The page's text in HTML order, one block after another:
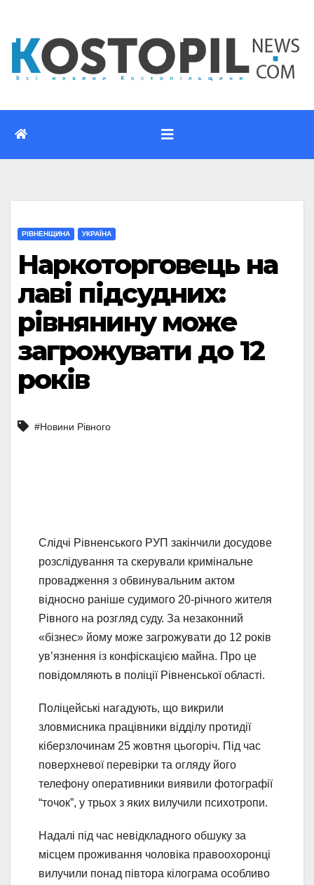
вмісту
РІВНЕНЩИНА УКРАЇНА
Наркоторговець на
лаві підсудних:
рівнянину може
загрожувати до 12
років
#Новини Рівного
Слідчі Рівненського РУП закінчили досудове
розслідування та скерували кримінальне
провадження з обвинувальним актом
відносно раніше судимого 20-річного жителя
Рівного на розгляд суду. За незаконний
«бізнес» йому може загрожувати до 12 років
ув’язнення із конфіскацією майна. Про це
повідомляють в поліції Рівненської області.
Поліцейські нагадують, що викрили
зловмисника працівники відділу протидії
кіберзлочинам 25 жовтня цьогоріч. Під час
поверхневої перевірки та огляду його
телефону оперативники виявили фотографії
“точок”, у трьох з яких вилучили психотропи.
Надалі під час невідкладного обшуку за
місцем проживання чоловіка правоохоронці
вилучили понад півтора кілограма особливо